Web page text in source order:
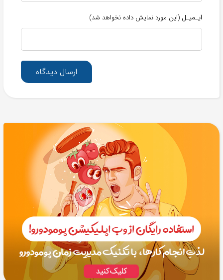
ایـمیـل (این مورد نمایش داده نخواهد شد)
ارسال دیدگاه